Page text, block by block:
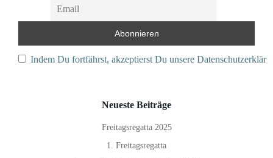
Indem Du fortfährst, akzeptierst Du unsere
Neueste Beiträge
Freitagsregatta 2025
1. Freitagsregatta